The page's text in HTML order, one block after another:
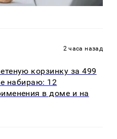
2 часа назад
корзинку за 499
набираю: 12
в доме и на